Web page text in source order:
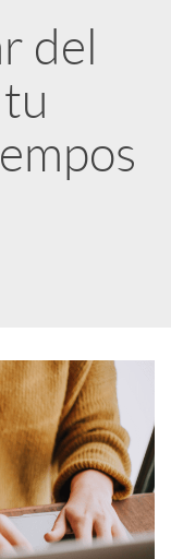
del